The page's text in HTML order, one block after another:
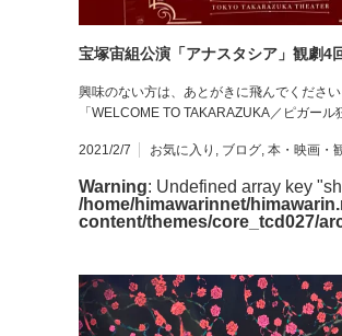
宝塚宙組公演「アナスタシア」観劇
興味のない方は、あとがきに飛んでくださ
「WELCOME TO TAKARAZUKA／ピガー
2021/2/7 お気に入り , ブログ, 本・映画・
Warning: Undefined array key
/home/himawarinnet/
content/themes/core_tcd027/